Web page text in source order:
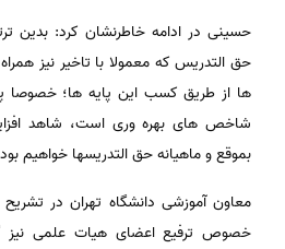
حسینی در ادامه خاطرنشان کرد: بدین
حق التدریس که معمولا با تاخیر نیز
ها از طریق کسب این پایه ها؛ خصوصا
شاخص های بهره وری است، شاهد
بموقع و ماهیانه حق التدریسها خواهیم
معاون آموزشی دانشگاه تهران در
خصوص ترفیع اعضای هیات علمی